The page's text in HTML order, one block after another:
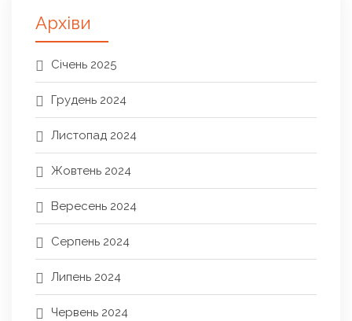
Архіви
Січень 2025
Грудень 2024
Листопад 2024
Жовтень 2024
Вересень 2024
Серпень 2024
Липень 2024
Червень 2024